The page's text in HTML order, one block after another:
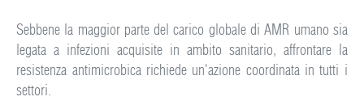
Sebbene la maggior parte del carico globale di AMR umano sia
legata a infezioni acquisite in ambito sanitario, affrontare la
resistenza antimicrobica richiede un'azione coordinata in tutti i
settori.